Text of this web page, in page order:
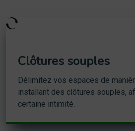
Clôtures souples
Délimitez vos espaces de
installant des clôtures souples,
certaine intimité.